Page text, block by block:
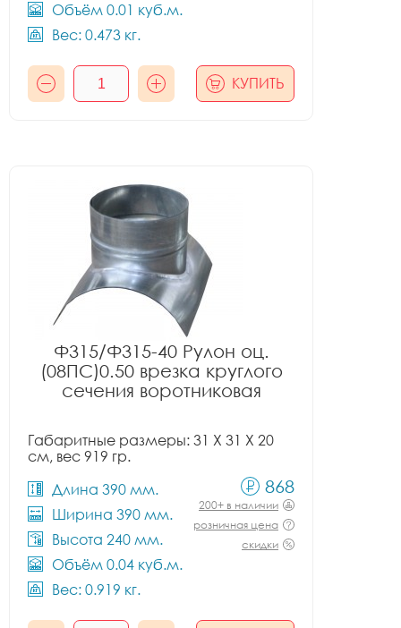
Объём 0.01 куб.м.
Вес: 0.473 кг.
КУПИТЬ
Ф315/Ф315-40 Рулон оц.
(08ПС)0.50 врезка круглого
сечения воротниковая
Габаритные размеры: 31 X 31 X 20
см, вес 919 гр.
Длина 390 мм.
Ширина 390 мм.
Высота 240 мм.
Объём 0.04 куб.м.
Вес: 0.919 кг.
868
200+ в наличии
розничная цена
скидки